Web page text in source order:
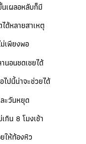
เผลอหลับก็มี
ด้หลายสาเหตุ
เพียงพอ
นอนชดเชยได้
ปนี้น่าจะช่วยได้
ะวันหยุด
กิน 8 โมงเช้า
ให้ท้องหิว